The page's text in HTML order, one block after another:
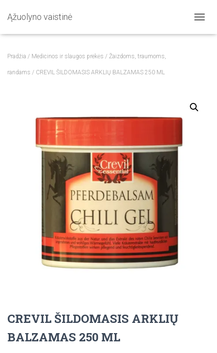
Ąžuolyno vaistinė
O
Pradžia / Medicinos ir slaugos prekės / Žaizdoms, traumoms,
randams / CREVIL ŠILDOMASIS ARKLIŲ BALZAMAS 250 ML
CREVIL ŠILDOMASIS ARKLIŲ
BALZAMAS 250 ML